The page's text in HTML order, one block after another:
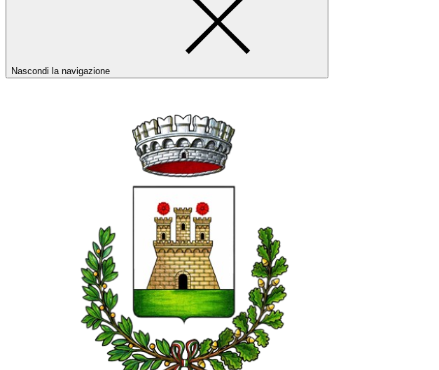
Nascondi la navigazione